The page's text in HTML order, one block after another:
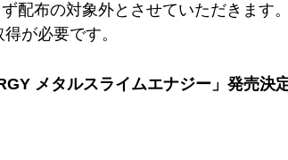
配布の対象外とさせていただきます。
が必要です。
メタルスライムエナジー」発売決